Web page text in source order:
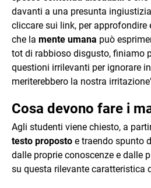
davanti a una presunta
cliccare sui link, per approfondire
che la mente umana può
tot di rabbioso disgusto, finiamo
questioni irrilevanti per ignorare
meriterebbero la nostra
Cosa devono fare i
Agli studenti viene chiesto, a
testo proposto e traendo spunto
dalle proprie conoscenze e dalle
su questa rilevante caratteristica